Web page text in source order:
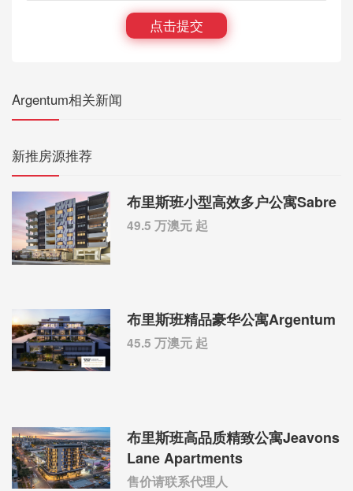
点击提交
Argentum相关新闻
新推房源推荐
布里斯班小型高效多户公寓Sabre
49.5 万澳元 起
布里斯班精品豪华公寓Argentum
45.5 万澳元 起
布里斯班高品质精致公寓Jeavons
Lane Apartments
售价请联系代理人